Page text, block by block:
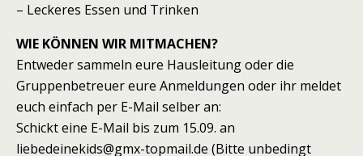
– Leckeres Essen und Trinken
WIE KÖNNEN WIR MITMACHEN?
Entweder sammeln eure Hausleitung oder die
Gruppenbetreuer eure Anmeldungen oder ihr meldet
euch einfach per E-Mail selber an:
Schickt eine E-Mail bis zum 15.09. an
liebedeinekids@gmx-topmail.de (Bitte unbedingt